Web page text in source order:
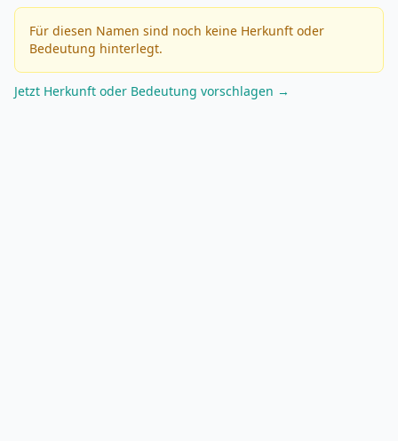
Für diesen Namen sind noch keine Herkunft oder
Bedeutung hinterlegt.
Jetzt Herkunft oder Bedeutung vorschlagen →